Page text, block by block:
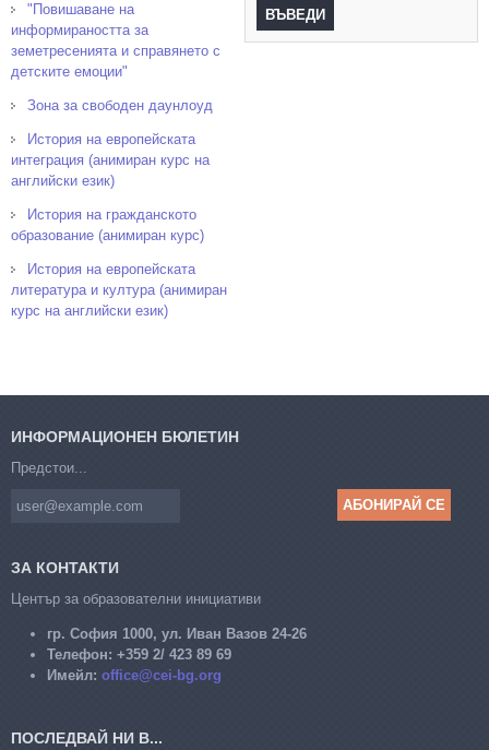
"Повишаване на
информираността за
земетресенията и справянето с
детските емоции"
Зона за свободен даунлоуд
История на европейската
интеграция (анимиран курс на
английски език)
История на гражданското
образование (анимиран курс)
История на европейската
литература и култура (анимиран
курс на английски език)
ИНФОРМАЦИОНЕН БЮЛЕТИН
Предстои...
ЗА КОНТАКТИ
Център за образователни инициативи
гр. София 1000, ул. Иван Вазов 24-26
Телефон: +359 2/ 423 89 69
Имейл: office@cei-bg.org
ПОСЛЕДВАЙ НИ В...